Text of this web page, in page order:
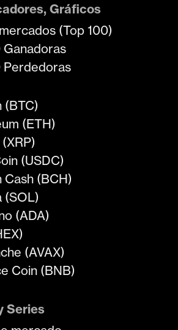
Gráficos
(Top 100)
Ganadoras
Perdedoras
(BTC)
(ETH)
(USDC)
Cash (BCH)
(SOL)
(ADA)
(AVAX)
Coin (BNB)
Series